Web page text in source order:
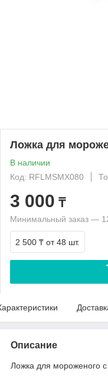
Ложка для
В наличии
Код: RFLMSMX080
3 000 ₸
Минимальный заказ —
2 500 ₸ от 48 шт.
Описание
Ложка для мороженого